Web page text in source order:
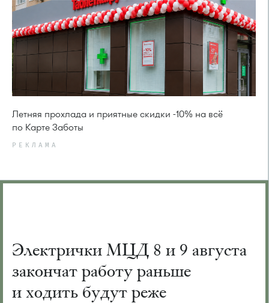
Летняя прохлада и приятные скидки -10% на всё
по Карте Заботы
РЕКЛАМА
Электрички МЦД 8 и 9 августа
закончат работу раньше
и ходить будут реже